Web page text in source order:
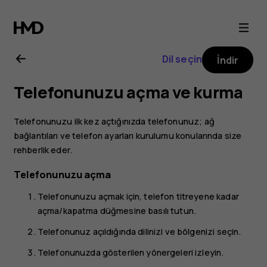
Nokia
3
kullanıcı
kılavuzu
Dil seçin İndir
Telefonunuzu açma ve kurma
Telefonunuzu ilk kez açtığınızda telefonunuz; ağ
bağlantıları ve telefon ayarları kurulumu konularında size
rehberlik eder.
Telefonunuzu açma
Telefonunuzu açmak için, telefon titreyene kadar
açma/kapatma düğmesine basılı tutun.
Telefonunuz açıldığında dilinizi ve bölgenizi seçin.
Telefonunuzda gösterilen yönergeleri izleyin.